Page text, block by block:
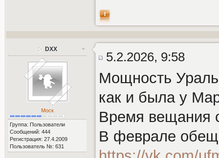
DXX
Моск
Группа: Пользователи
Сообщений: 444
Регистрация: 27.4.2009
Пользователь №: 631
5.2.2026, 9:58
Мощность
как и была у
Время вещания
В феврале